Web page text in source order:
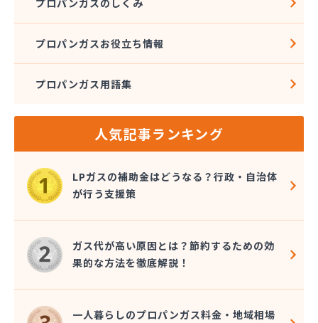
株式会社福冨
株式会社平松総合企画 プロパンガス部
株式会社別井商店
関彰商事株式会社 真岡LPガスセンター
岩谷産業株式会社 宇都宮支店
鬼怒川プロパン
吉澤保全株式会社倉庫
橋本産業株式会社
近嵐商事有限会社
金子商事有限会社
桑原商店
郡司燃料店
慶野燃料店
戸恒燃料店
戸村商店
プロパンガスお役立ち情報
プロパンガス用語集
人気記事ランキング
LPガスの補助金はどうなる？行政・自治体
が行う支援策
ガス代が高い原因とは？節約するための効
果的な方法を徹底解説！
一人暮らしのプロパンガス料金・地域相場